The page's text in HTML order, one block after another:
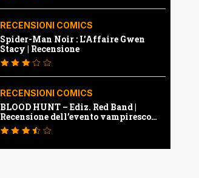
RECENSIONI COMICS
Spider-Man Noir : L’Affaire Gwen
Stacy | Recensione
RECENSIONI COMICS
BLOOD HUNT – Ediz. Red Band |
Recensione dell’evento vampiresco
della Marvel